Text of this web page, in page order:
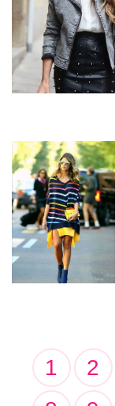
1 2